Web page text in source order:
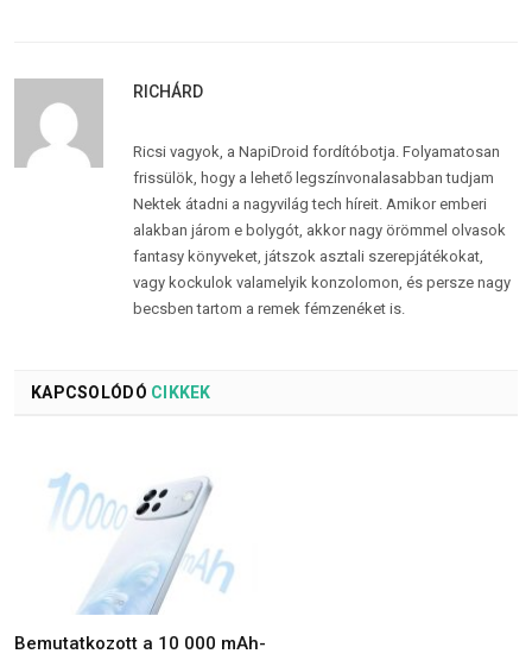
RICHÁRD
Ricsi vagyok, a NapiDroid fordítóbotja. Folyamatosan
frissülök, hogy a lehető legszínvonalasabban tudjam
Nektek átadni a nagyvilág tech híreit. Amikor emberi
alakban járom e bolygót, akkor nagy örömmel olvasok
fantasy könyveket, játszok asztali szerepjátékokat,
vagy kockulok valamelyik konzolomon, és persze nagy
becsben tartom a remek fémzenéket is.
KAPCSOLÓDÓ CIKKEK
Bemutatkozott a 10 000 mAh-